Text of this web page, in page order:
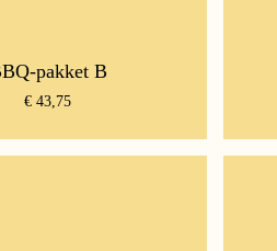
pakket B
€ 43,75